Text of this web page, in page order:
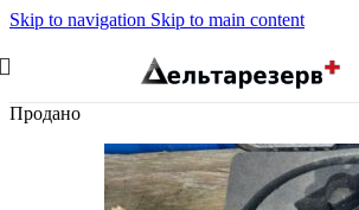
Skip to navigation Skip to main content
Продано